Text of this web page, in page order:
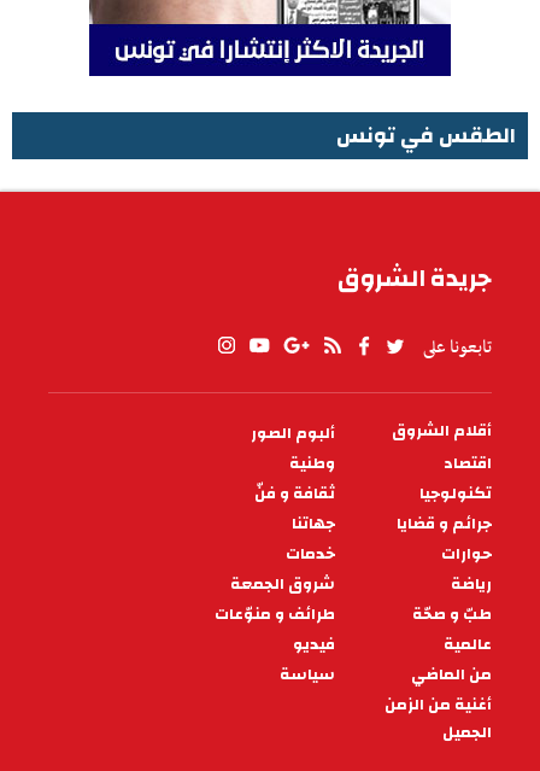
الطقس في تونس
جريدة الشروق
تابعونا على
PIED
DE
PAGE
أقلام الشروق
ألبوم الصور
اقتصاد
وطنية
تكنولوجيا
ثقافة و فنّ
جرائم و قضايا
جهاتنا
حوارات
خدمات
رياضة
شروق الجمعة
طبّ و صحّة
طرائف و منوّعات
عالمية
فيديو
من الماضي
سياسة
أغنية من الزمن
الجميل